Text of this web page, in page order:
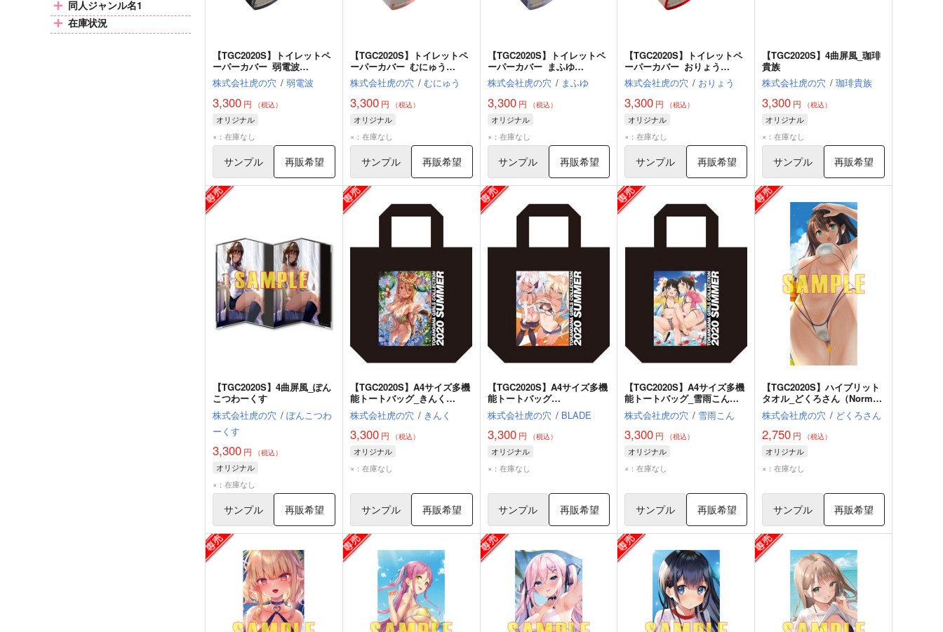
同人ジャンル名1
在庫状況
【TGC2020S】トイレットペ
ーパーカバー_弱電波
（Normal ver.）
株式会社虎の穴 / 弱電波
3,300 円 （税込）
オリジナル
×：在庫なし
サンプル 再販希望
【TGC2020S】トイレットペ
ーパーカバー_むにゅう
（Normal ver.）
株式会社虎の穴 / むにゅう
3,300円 （税込）
オリジナル
×：在庫なし
サンプル 再販希望
【TGC2020S】トイレットペ
ーパーカバー_まふゆ
（Normal ver.）
株式会社虎の穴 / まふゆ
3,300円 （税込）
オリジナル
×：在庫なし
サンプル 再販希望
【TGC2020S】トイレットペ
ーパーカバー_おりょう
（Normal ver.）
株式会社虎の穴 / おりょう
3,300 円 （税込）
オリジナル
×：在庫なし
サンプル 再販希望
【TGC2020S】4曲屏風_珈琲
貴族
株式会社虎の穴 / 珈琲貴族
3,300 円 （税込）
オリジナル
×：在庫なし
サンプル 再販希望
【TGC2020S】4曲屏風_ぽん
こつわーくす
株式会社虎の穴 / ぽんこつわ
ーくす
3,300 円 （税込）
オリジナル
×：在庫なし
サンプル 再販希望
【TGC2020S】A4サイズ多機
能トートバッグ_きんく
（Normal ver.）
株式会社虎の穴 / きんく
3,300円 （税込）
オリジナル
×：在庫なし
サンプル 再販希望
【TGC2020S】A4サイズ多機
能トートバッグ
_BLADE（Normal ver.）
株式会社虎の穴 / BLADE
3,300円 （税込）
オリジナル
×：在庫なし
サンプル 再販希望
【TGC2020S】A4サイズ多機
能トートバッグ_雪雨こん
（Normal ver.）
株式会社虎の穴 / 雪雨こん
3,300 円 （税込）
オリジナル
×：在庫なし
サンプル 再販希望
【TGC2020S】ハイブリット
タオル_どくろさん（Normal
ver.）
株式会社虎の穴 / どくろさん
2,750 円 （税込）
オリジナル
×：在庫なし
サンプル 再販希望